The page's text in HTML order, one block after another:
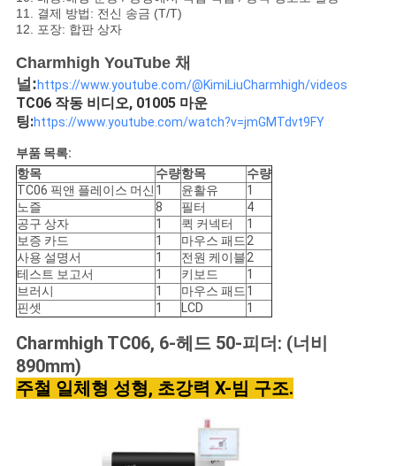
11. 결제 방법: 전신 송금 (T/T)
12. 포장: 합판 상자
Charmhigh YouTube 채
널:https://www.youtube.com/@KimiLiuCharmhigh/videos
TC06 작동 비디오, 01005 마운
팅:https://www.youtube.com/watch?v=jmGMTdvt9FY
부품 목록:
항목
수량항목
수량
TC06 픽앤 플레이스 머신 1 윤활유
1
노즐
8 필터
4
공구 상자
1 퀵 커넥터
1
보증 카드
1 마우스 패드2
사용 설명서
1 전원 케이블2
테스트 보고서
1 키보드
1
브러시
1 마우스 패드1
핀셋
1 LCD 1
Charmhigh TC06, 6-헤드 50-피더: (너비
890mm)
주철 일체형 성형, 초강력 X-빔 구조.